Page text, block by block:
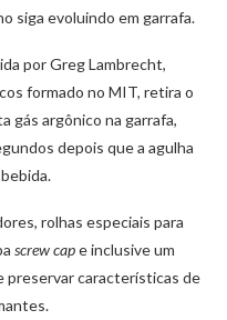
siga evoluindo em garrafa.
por Greg Lambrecht,
formado no MIT, retira o
gás argônico na garrafa,
depois que a agulha
rolhas especiais para
screw cape inclusive um
preservar características de